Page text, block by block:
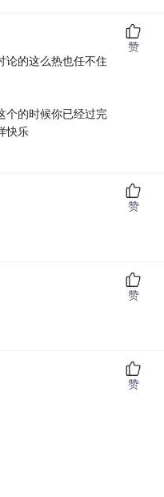
论的这么热也任不住
个的时候你已经过完
快乐
赞
赞
赞
赞